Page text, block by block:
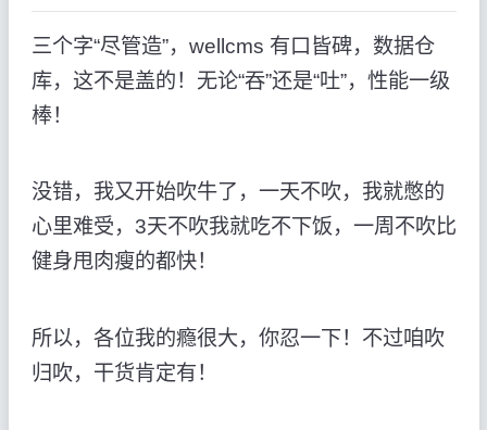
三个字“尽管造”，wellcms 有口皆碑，数据仓
库，这不是盖的！无论“吞”还是“吐”，性能一级
棒！
没错，我又开始吹牛了，一天不吹，我就憋的
心里难受，3天不吹我就吃不下饭，一周不吹比
健身甩肉瘦的都快！
所以，各位我的瘾很大，你忍一下！不过咱吹
归吹，干货肯定有！